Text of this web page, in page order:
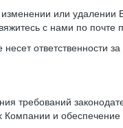
или
с нами по
ответственности
требований
Компании и